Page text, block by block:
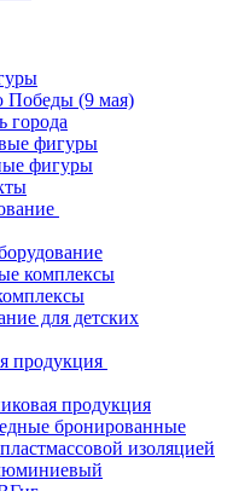
Победы (9 мая)
города
фигуры
фигуры
комплексы
для детских
продукция
продукция
бронированные
изоляцией